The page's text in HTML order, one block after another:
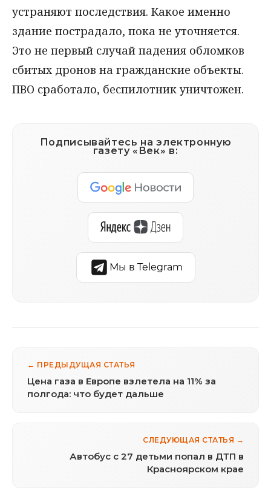
устраняют последствия. Какое именно
здание пострадало, пока не уточняется.
Это не первый случай падения обломков
сбитых дронов на гражданские объекты.
ПВО сработало, беспилотник уничтожен.
Подписывайтесь на электронную
газету «Век» в:
Мы в Telegram
← ПРЕДЫДУЩАЯ СТАТЬЯ
Цена газа в Европе взлетела на 11% за
полгода: что будет дальше
СЛЕДУЮЩАЯ СТАТЬЯ →
Автобус с 27 детьми попал в ДТП в
Красноярском крае